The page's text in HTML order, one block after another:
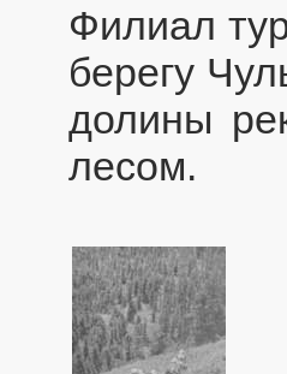
Филиал
берегу
долины
лесом.